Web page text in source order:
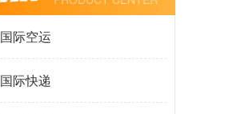
国际空运
国际快递